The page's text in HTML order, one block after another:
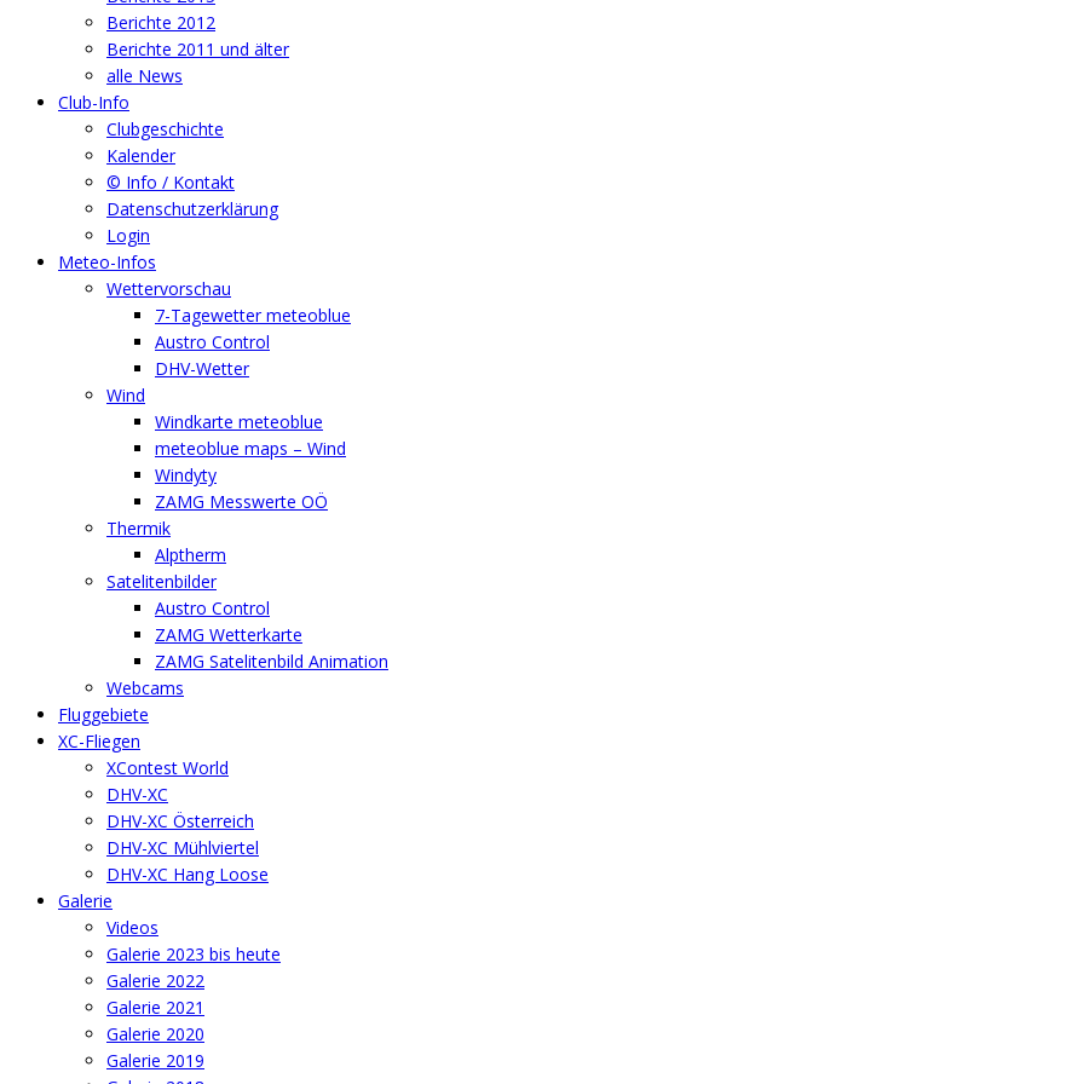
Berichte 2012
Berichte 2011 und älter
alle News
Club-Info
Clubgeschichte
Kalender
© Info / Kontakt
Datenschutzerklärung
Login
Meteo-Infos
Wettervorschau
7-Tagewetter meteoblue
Austro Control
DHV-Wetter
Wind
Windkarte meteoblue
meteoblue maps – Wind
Windyty
ZAMG Messwerte OÖ
Thermik
Alptherm
Satelitenbilder
Austro Control
ZAMG Wetterkarte
ZAMG Satelitenbild Animation
Webcams
Fluggebiete
XC-Fliegen
XContest World
DHV-XC
DHV-XC Österreich
DHV-XC Mühlviertel
DHV-XC Hang Loose
Galerie
Videos
Galerie 2023 bis heute
Galerie 2022
Galerie 2021
Galerie 2020
Galerie 2019